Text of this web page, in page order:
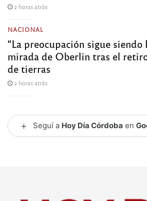
2 horas atrás
NACIONAL
“La preocupación sigue siendo
mirada de Oberlin tras el
de tierras
2 horas atrás
+ Seguí a Hoy Día Córdoba en